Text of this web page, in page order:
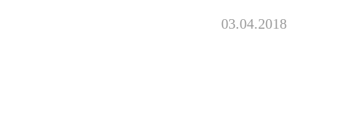
03.04.2018